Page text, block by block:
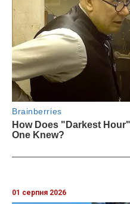
01 серпня 2026